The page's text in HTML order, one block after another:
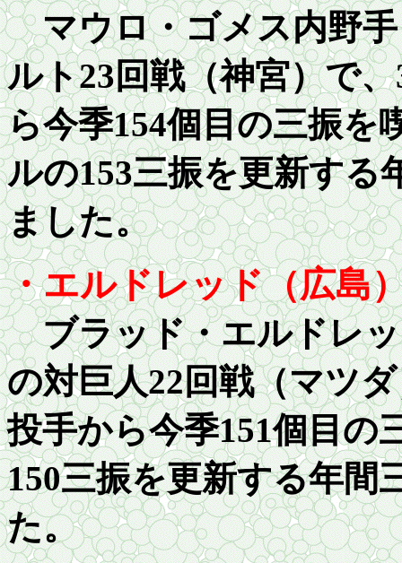
マウロ・ゴメス内野手
ルト23回戦（神宮）で
ら今季154個目の三振を
ルの153三振を更新する
ました。
・エルドレッド（広島
ブラッド・エルドレッ
の対巨人22回戦（マツ
投手から今季151個目の
150三振を更新する年間
た。